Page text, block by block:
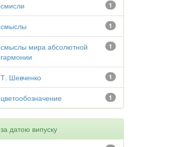
1
смисли
1
смыслы
1
смыслы мира абсолютной
гармонии
1
Т. Шевченко
1
цветообозначение
за датою випуску